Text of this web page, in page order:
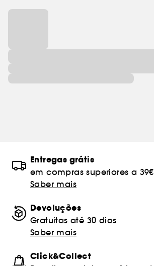
Entregas grátis
em compras superiores a 39€
Saber mais
Devoluções
Gratuitas até 30 dias
Saber mais
Click&Collect